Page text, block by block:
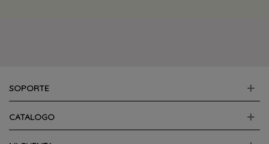
SOPORTE
CATALOGO